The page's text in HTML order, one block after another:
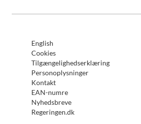
English
Cookies
Tilgængelighedserklæring
Personoplysninger
Kontakt
EAN-numre
Nyhedsbreve
Regeringen.dk